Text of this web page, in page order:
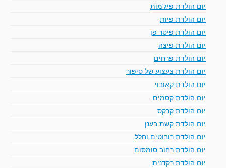
יום הולדת פיג'מות
יום הולדת פיות
יום הולדת פיטר פן
יום הולדת פיצה
יום הולדת פרחים
יום הולדת צעצוע של סיפור
יום הולדת קאובוי
יום הולדת קסמים
יום הולדת קרקס
יום הולדת קשת בענן
יום הולדת רובוטים וחלל
יום הולדת רחוב סומסום
יום הולדת רקדנית